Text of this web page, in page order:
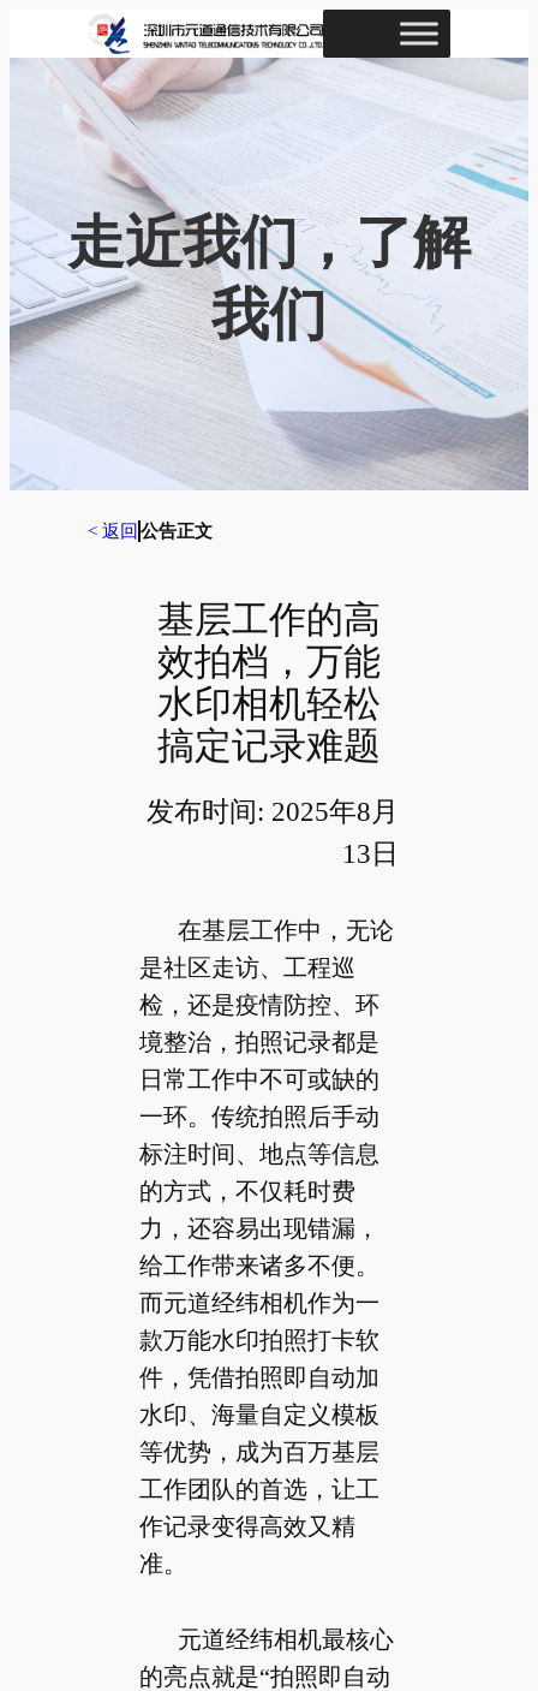
走近我们，了解
我们
< 返回 公告正文
基层工作的高
效拍档，万能
水印相机轻松
搞定记录难题
发布时间: 2025年8月
13日
在基层工作中，无论
是社区走访、工程巡
检，还是疫情防控、环
境整治，拍照记录都是
日常工作中不可或缺的
一环。传统拍照后手动
标注时间、地点等信息
的方式，不仅耗时费
力，还容易出现错漏，
给工作带来诸多不便。
而元道经纬相机作为一
款万能水印拍照打卡软
件，凭借拍照即自动加
水印、海量自定义模板
等优势，成为百万基层
工作团队的首选，让工
作记录变得高效又精
准。
元道经纬相机最核心
的亮点就是“拍照即自动